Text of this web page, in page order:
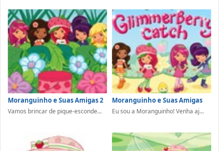
Moranguinho e Suas Amigas 2
Vamos brincar de pique-esconde...
Moranguinho e Suas Amigas
Eu sou a Moranguinho! Venha aj...